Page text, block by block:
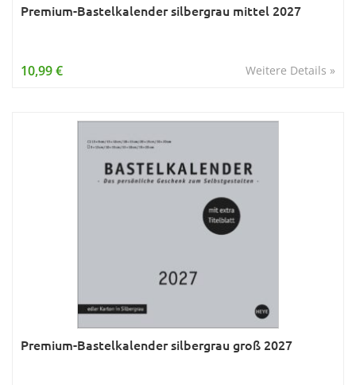
Was ist was; Städte
Young Adult
Premium-Bastelkalender silbergrau mittel 2027
Weitere Details »
10,99 €
Premium-Bastelkalender silbergrau groß 2027